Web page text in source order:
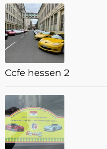
Ccfe hessen 2